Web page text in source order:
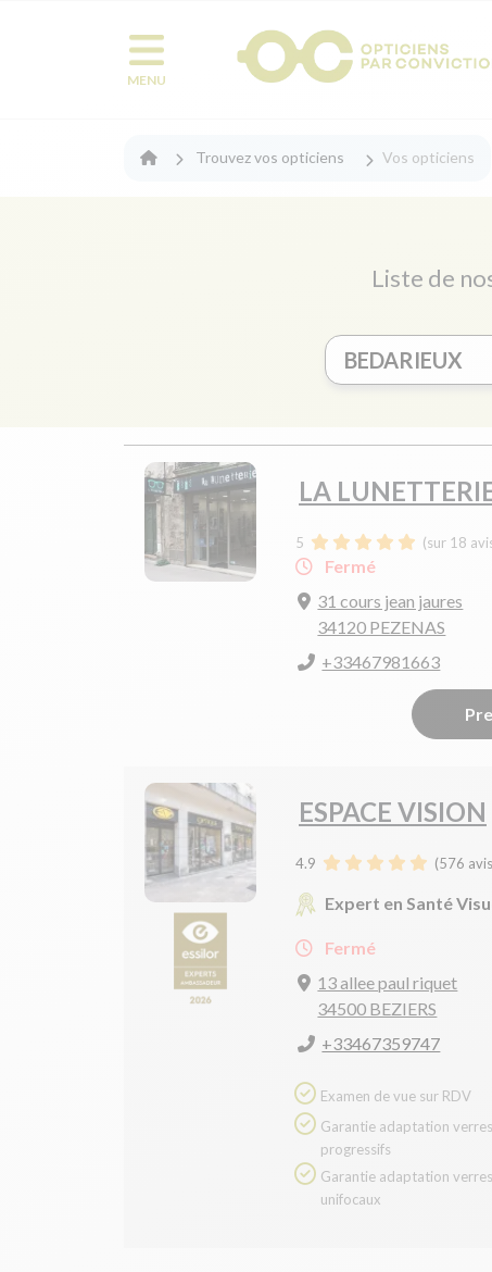
MENU
Trouvez vos opticiens Vos opticiens
Liste de
LA
5 (sur 18
Fermé
31 cours jean jaures
34120 PEZENAS
+33467981663
ESPACE VISION
4.9 (576
Expert en Santé
Fermé
13 allee paul riquet
34500 BEZIERS
+33467359747
Examen de vue sur RDV
progressifs
unifocaux